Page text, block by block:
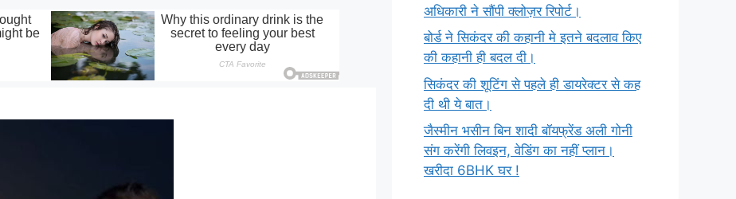
अधिकारी ने सौंपी क्लोज़र रिपोर्ट।
बोर्ड ने सिकंदर की कहानी मे इतने बदलाव किए
की कहानी ही बदल दी।
सिकंदर की शूटिंग से पहले ही डायरेक्टर से कह
दी थी ये बात।
जैस्मीन भसीन बिन शादी बॉयफ्रेंड अली गोनी
संग करेंगी लिवइन, वेडिंग का नहीं प्लान।
खरीदा 6BHK घर !